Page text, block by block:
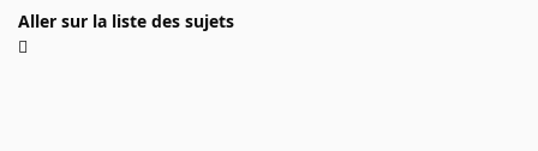
Aller sur la liste des sujets